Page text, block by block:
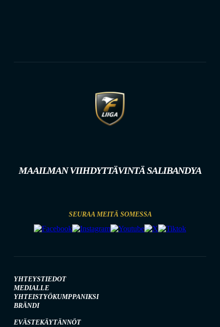
MAAILMAN VIIHDYTTÄVINTÄ SALIBANDYA
SEURAA MEITÄ SOMESSA
YHTEYSTIEDOT
MEDIALLE
YHTEISTYÖKUMPPANIKSI
BRÄNDI
EVÄSTEKÄYTÄNNÖT